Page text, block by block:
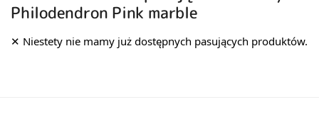
Philodendron Pink marble